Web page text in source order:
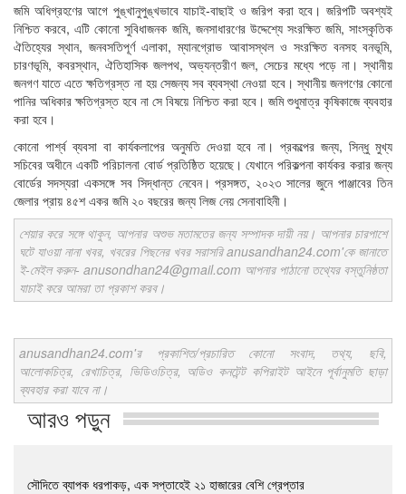
জমি অধিগ্রহণের আগে পুঙ্খানুপুঙ্খভাবে যাচাই-বাছাই ও জরিপ করা হবে। জরিপটি অবশ্যই
নিশ্চিত করবে, এটি কোনো সুবিধাজনক জমি, জনসাধারণের উদ্দেশ্যে সংরক্ষিত জমি, সাংস্কৃতিক
ঐতিহ্যের স্থান, জনবসতিপূর্ণ এলাকা, ম্যানগ্রোভ আবাসস্থল ও সংরক্ষিত বনসহ বনভূমি,
চারণভূমি, কবরস্থান, ঐতিহাসিক জলপথ, অভ্যন্তরীণ জল, সেচের মধ্যে পড়ে না। স্থানীয়
জনগণ যাতে এতে ক্ষতিগ্রস্ত না হয় সেজন্য সব ব্যবস্থা নেওয়া হবে। স্থানীয় জনগণের কোনো
পানির অধিকার ক্ষতিগ্রস্ত হবে না সে বিষয়ে নিশ্চিত করা হবে। জমি শুধুমাত্র কৃষিকাজে ব্যবহার
করা হবে।
কোনো পার্শ্ব ব্যবসা বা কার্যকলাপের অনুমতি দেওয়া হবে না। প্রকল্পের জন্য, সিন্ধু মুখ্য
সচিবের অধীনে একটি পরিচালনা বোর্ড প্রতিষ্ঠিত হয়েছে। যেখানে পরিকল্পনা কার্যকর করার জন্য
বোর্ডের সদস্যরা একসঙ্গে সব সিদ্ধান্ত নেবেন। প্রসঙ্গত, ২০২৩ সালের জুনে পাঞ্জাবের তিন
জেলার প্রায় ৪৫শ একর জমি ২০ বছরের জন্য লিজ নেয় সেনাবাহিনী।
শেয়ার করে সঙ্গে থাকুন, আপনার অশুভ মতামতের জন্য সম্পাদক দায়ী নয়। আপনার চারপাশে
ঘটে যাওয়া নানা খবর, খবরের পিছনের খবর সরাসরি anusandhan24.com'কে জানাতে
ই-মেইল করুন- anusondhan24@gmail.com আপনার পাঠানো তথ্যের বস্তুনিষ্ঠতা
যাচাই করে আমরা তা প্রকাশ করব।
anusandhan24.com'র প্রকাশিত/প্রচারিত কোনো সংবাদ, তথ্য, ছবি,
আলোকচিত্র, রেখাচিত্র, ভিডিওচিত্র, অডিও কনটেন্ট কপিরাইট আইনে পূর্বানুমতি ছাড়া
ব্যবহার করা যাবে না।
আরও পড়ুন
সৌদিতে ব্যাপক ধরপাকড়, এক সপ্তাহেই ২১ হাজারের বেশি গ্রেপ্তার